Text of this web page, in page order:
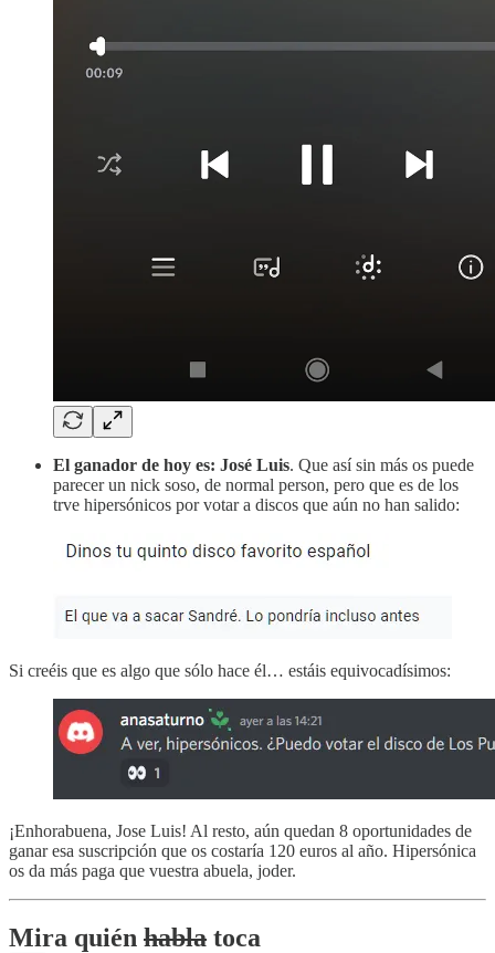
El ganador de hoy es: José Luis. Que así sin más os puede
parecer un nick soso, de normal person, pero que es de los
trve hipersónicos por votar a discos que aún no han salido:
Si creéis que es algo que sólo hace él… estáis equivocadísimos:
¡Enhorabuena, Jose Luis! Al resto, aún quedan 8 oportunidades de
ganar esa suscripción que os costaría 120 euros al año. Hipersónica
os da más paga que vuestra abuela, joder.
Mira quién habla toca